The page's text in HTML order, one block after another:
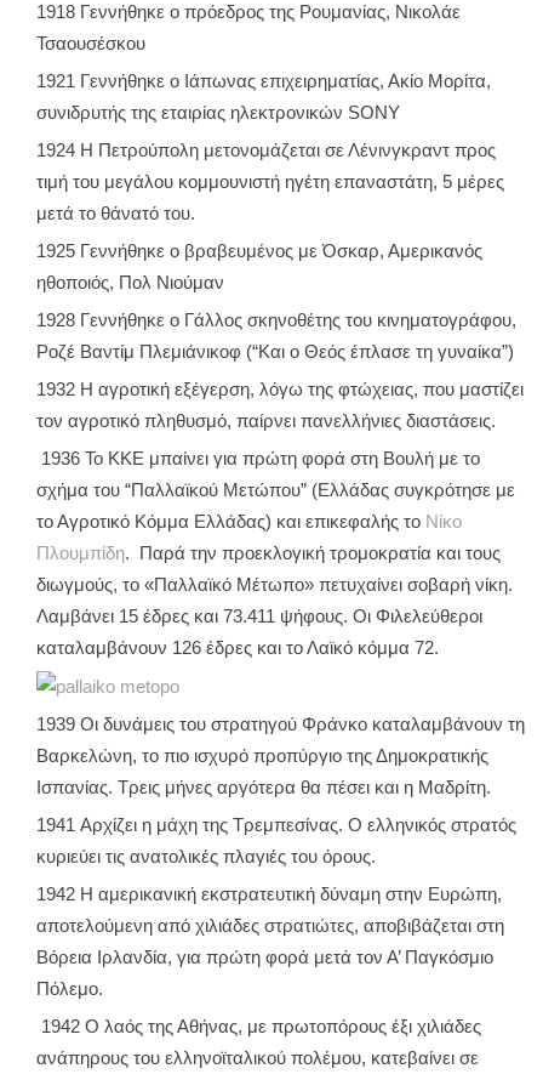
1918 Γεννήθηκε ο πρόεδρος της Ρουμανίας, Νικολάε
Τσαουσέσκου
1921 Γεννήθηκε ο Ιάπωνας επιχειρηματίας, Ακίο Μορίτα,
συνιδρυτής της εταιρίας ηλεκτρονικών SONY
1924 Η Πετρούπολη μετονομάζεται σε Λένινγκραντ προς
τιμή του μεγάλου κομμουνιστή ηγέτη επαναστάτη, 5 μέρες
μετά το θάνατό του.
1925 Γεννήθηκε ο βραβευμένος με Όσκαρ, Αμερικανός
ηθοποιός, Πολ Νιούμαν
1928 Γεννήθηκε ο Γάλλος σκηνοθέτης του κινηματογράφου,
Ροζέ Βαντίμ Πλεμιάνικοφ (“Και ο Θεός έπλασε τη γυναίκα”)
1932 Η αγροτική εξέγερση, λόγω της φτώχειας, που μαστίζει
τον αγροτικό πληθυσμό, παίρνει πανελλήνιες διαστάσεις.
1936 Το ΚΚΕ μπαίνει για πρώτη φορά στη Βουλή με το
σχήμα του “Παλλαϊκού Μετώπου” (Ελλάδας συγκρότησε με
το Αγροτικό Κόμμα Ελλάδας) και επικεφαλής το Νίκο
Πλουμπίδη. Παρά την προεκλογική τρομοκρατία και τους
διωγμούς, το «Παλλαϊκό Μέτωπο» πετυχαίνει σοβαρή νίκη.
Λαμβάνει 15 έδρες και 73.411 ψήφους. Οι Φιλελεύθεροι
καταλαμβάνουν 126 έδρες και το Λαϊκό κόμμα 72.
1939 Οι δυνάμεις του στρατηγού Φράνκο καταλαμβάνουν τη
Βαρκελώνη, το πιο ισχυρό προπύργιο της Δημοκρατικής
Ισπανίας. Τρεις μήνες αργότερα θα πέσει και η Μαδρίτη.
1941 Αρχίζει η μάχη της Τρεμπεσίνας. Ο ελληνικός στρατός
κυριεύει τις ανατολικές πλαγιές του όρους.
1942 Η αμερικανική εκστρατευτική δύναμη στην Ευρώπη,
αποτελούμενη από χιλιάδες στρατιώτες, αποβιβάζεται στη
Βόρεια Ιρλανδία, για πρώτη φορά μετά τον Α’ Παγκόσμιο
Πόλεμο.
1942 Ο λαός της Αθήνας, με πρωτοπόρους έξι χιλιάδες
ανάπηρους του ελληνοϊταλικού πολέμου, κατεβαίνει σε